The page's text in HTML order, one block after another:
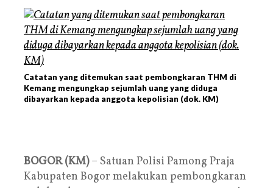
Catatan yang ditemukan saat pembongkaran THM di
Kemang mengungkap sejumlah uang yang diduga
dibayarkan kepada anggota kepolisian (dok. KM)
BOGOR (KM)– Satuan Polisi Pamong Praja
Kabupaten Bogor melakukan pembongkaran